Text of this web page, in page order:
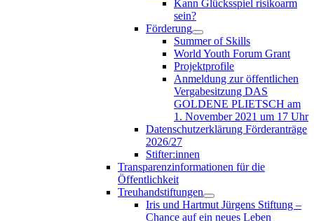
Kann Glücksspiel risikoarm
sein?
Förderung
Summer of Skills
World Youth Forum Grant
Projektprofile
Anmeldung zur öffentlichen
Vergabesitzung DAS
GOLDENE PLIETSCH am
1. November 2021 um 17 Uhr
Datenschutzerklärung Förderanträge
2026/27
Stifter:innen
Transparenzinformationen für die
Öffentlichkeit
Treuhandstiftungen
Iris und Hartmut Jürgens Stiftung –
Chance auf ein neues Leben